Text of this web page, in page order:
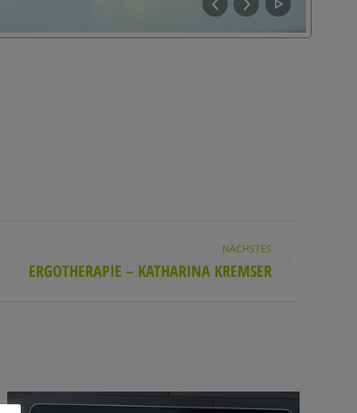
NÄCHSTES
ERGOTHERAPIE – KATHARINA KREMSER